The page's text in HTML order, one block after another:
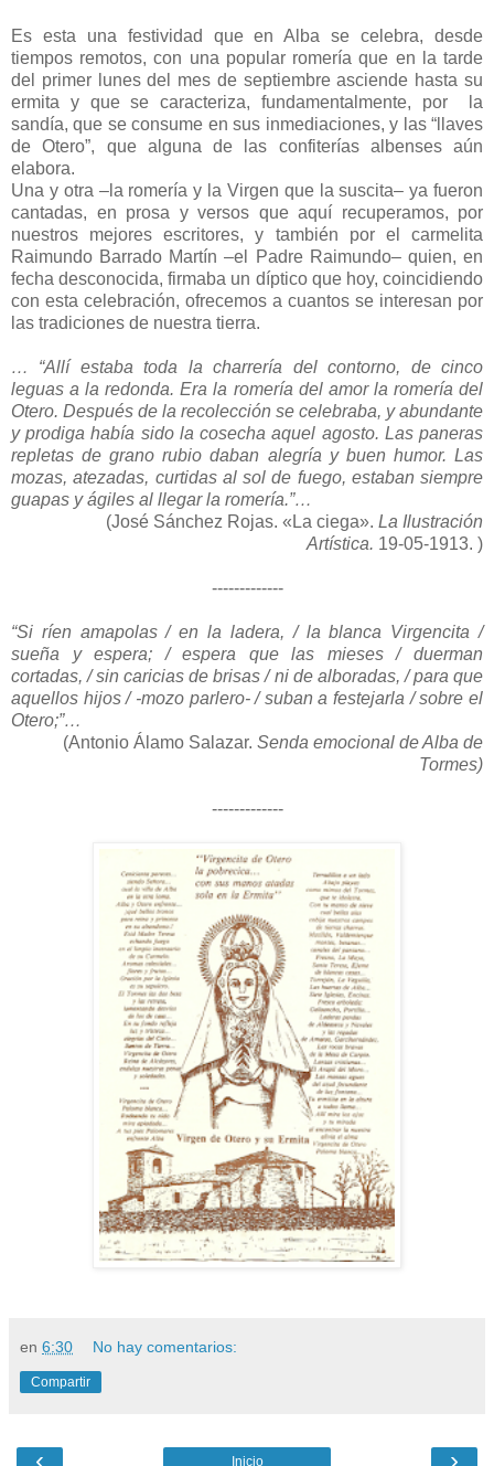
Es esta una festividad que en Alba se celebra, desde
tiempos remotos, con una popular romería que en la tarde
del primer lunes del mes de septiembre asciende hasta su
ermita y que se caracteriza, fundamentalmente, por la
sandía, que se consume en sus inmediaciones, y las “llaves
de Otero”, que alguna de las confiterías albenses aún
elabora.
Una y otra –la romería y la Virgen que la suscita– ya fueron
cantadas, en prosa y versos que aquí recuperamos, por
nuestros mejores escritores, y también por el carmelita
Raimundo Barrado Martín –el Padre Raimundo– quien, en
fecha desconocida, firmaba un díptico que hoy, coincidiendo
con esta celebración, ofrecemos a cuantos se interesan por
las tradiciones de nuestra tierra.
… “Allí estaba toda la charrería del contorno, de cinco
leguas a la redonda. Era la romería del amor la romería del
Otero. Después de la recolección se celebraba, y abundante
y prodiga había sido la cosecha aquel agosto. Las paneras
repletas de grano rubio daban alegría y buen humor. Las
mozas, atezadas, curtidas al sol de fuego, estaban siempre
guapas y ágiles al llegar la romería.”…
(José Sánchez Rojas. «La ciega». La Ilustración
Artística. 19-05-1913. )
-------------
“Si ríen amapolas / en la ladera, / la blanca Virgencita /
sueña y espera; / espera que las mieses / duerman
cortadas, / sin caricias de brisas / ni de alboradas, / para que
aquellos hijos / -mozo parlero- / suban a festejarla / sobre el
Otero;”…
(Antonio Álamo Salazar. Senda emocional de Alba de
Tormes)
-------------
en 6:30 No hay comentarios:
Compartir
Inicio